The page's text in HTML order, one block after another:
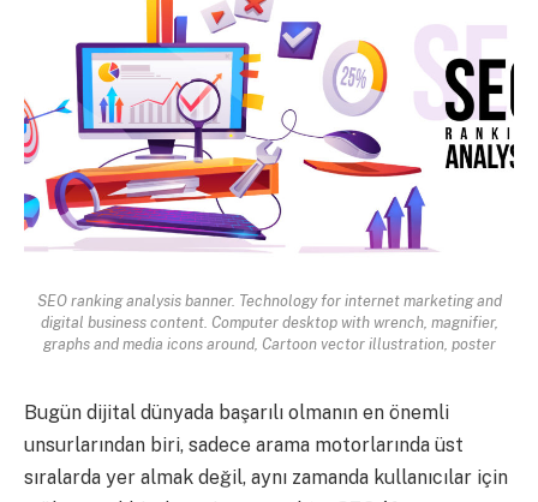
SEO ranking analysis banner. Technology for internet marketing and
digital business content. Computer desktop with wrench, magnifier,
graphs and media icons around, Cartoon vector illustration, poster
Bugün dijital dünyada başarılı olmanın en önemli
unsurlarından biri, sadece arama motorlarında üst
sıralarda yer almak değil, aynı zamanda kullanıcılar için